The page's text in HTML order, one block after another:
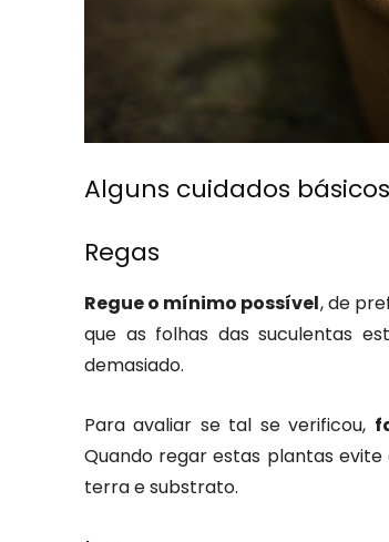
Alguns cuidados
Regas
Regue o mínimo possível, de
que as folhas das suculentas
demasiado.
Para avaliar se tal se verificou,
Quando regar estas plantas
terra e substrato.